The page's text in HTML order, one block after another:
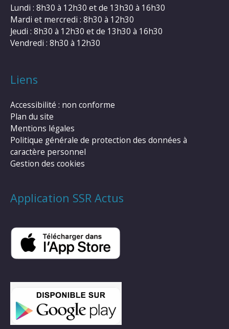
Lundi : 8h30 à 12h30 et de 13h30 à 16h30
Mardi et mercredi : 8h30 à 12h30
Jeudi : 8h30 à 12h30 et de 13h30 à 16h30
Vendredi : 8h30 à 12h30
Liens
Accessibilité : non conforme
Plan du site
Mentions légales
Politique générale de protection des données à
caractère personnel
Gestion des cookies
Application SSR Actus